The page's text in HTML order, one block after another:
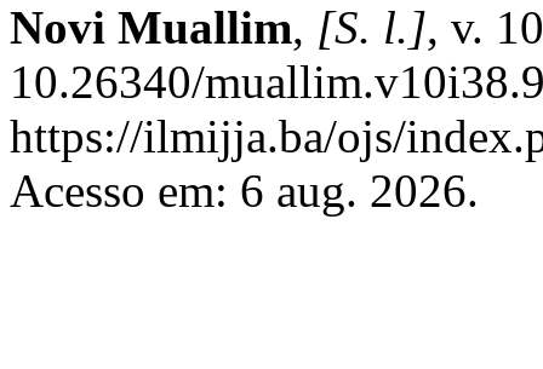
Novi Muallim, [S. l.], v.
10.26340/
https://ilmijja.ba/ojs/
Acesso em: 6 aug. 2026.